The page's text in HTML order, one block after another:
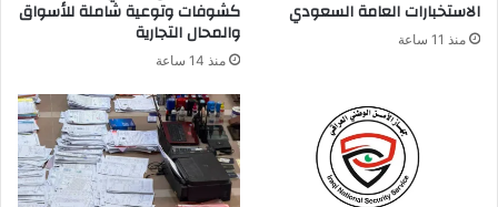
ن
ي
الاستخبارات العامة السعودي
منذ 11 ساعة
كشوفات وتوعية شاملة للأسواق
والمحال التجارية
منذ 14 ساعة